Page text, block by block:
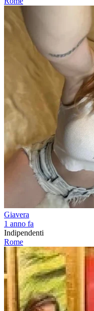
Giavera
1 anno fa
Indipendenti
Rome